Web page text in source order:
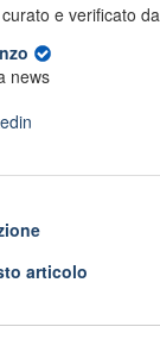
e verificato da
news
articolo